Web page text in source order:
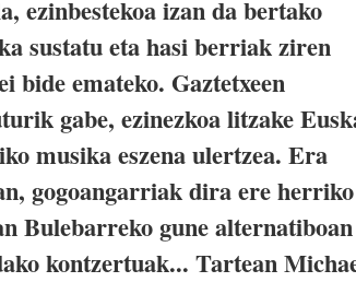
ezinbestekoa izan da bertako
sustatu eta hasi berriak ziren
bide emateko. Gaztetxeen
gabe, ezinezkoa litzake
musika eszena ulertzea. Era
gogoangarriak dira ere herriko
Bulebarreko gune alternatiboan
kontzertuak... Tartean